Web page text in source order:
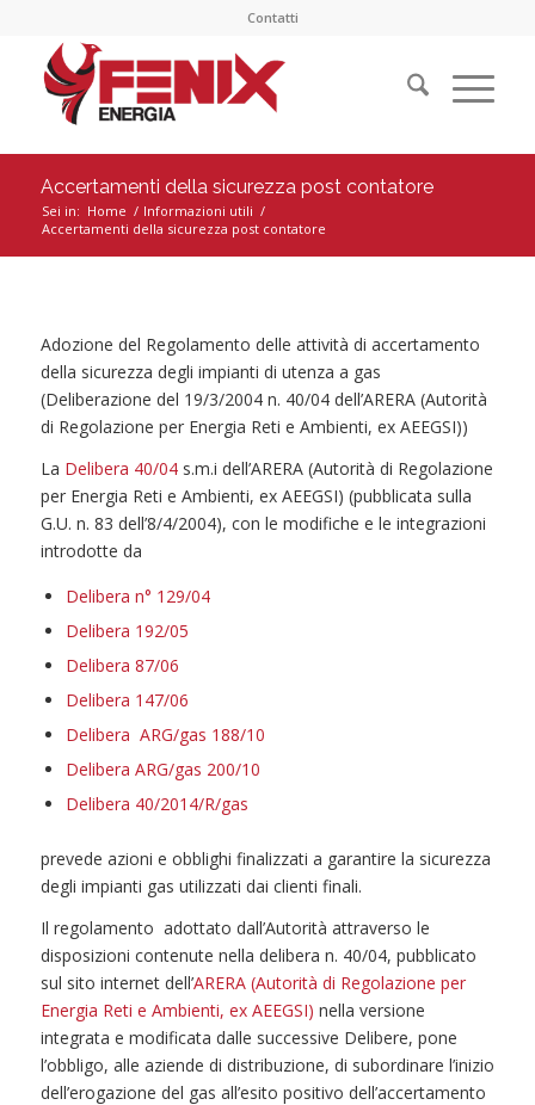
Contatti
Accertamenti della sicurezza post contatore
Sei in: Home / Informazioni utili /
Accertamenti della sicurezza post contatore
Adozione del Regolamento delle attività di accertamento
della sicurezza degli impianti di utenza a gas
(Deliberazione del 19/3/2004 n. 40/04 dell’ARERA (Autorità
di Regolazione per Energia Reti e Ambienti, ex AEEGSI))
La Delibera 40/04 s.m.i dell’ARERA (Autorità di Regolazione
per Energia Reti e Ambienti, ex AEEGSI) (pubblicata sulla
G.U. n. 83 dell’8/4/2004), con le modifiche e le integrazioni
introdotte da
Delibera n° 129/04
Delibera 192/05
Delibera 87/06
Delibera 147/06
Delibera ARG/gas 188/10
Delibera ARG/gas 200/10
Delibera 40/2014/R/gas
prevede azioni e obblighi finalizzati a garantire la sicurezza
degli impianti gas utilizzati dai clienti finali.
Il regolamento adottato dall’Autorità attraverso le
disposizioni contenute nella delibera n. 40/04, pubblicato
sul sito internet dell’ARERA (Autorità di Regolazione per
Energia Reti e Ambienti, ex AEEGSI) nella versione
integrata e modificata dalle successive Delibere, pone
l’obbligo, alle aziende di distribuzione, di subordinare l’inizio
dell’erogazione del gas all’esito positivo dell’accertamento